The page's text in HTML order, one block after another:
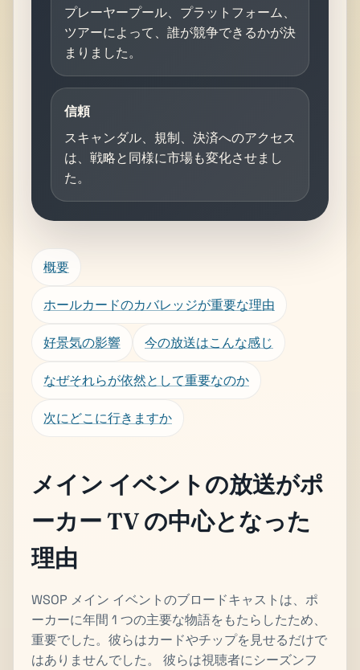
プレーヤープール、プラットフォーム、
ツアーによって、誰が競争できるかが決
まりました。
信頼
スキャンダル、規制、決済へのアクセス
は、戦略と同様に市場も変化させまし
た。
概要
ホールカードのカバレッジが重要な理由
好景気の影響 今の放送はこんな感じ
なぜそれらが依然として重要なのか
次にどこに行きますか
メイン イベントの放送がポ
ーカー TV の中心となった
理由
WSOP メイン イベントのブロードキャストは、ポ
ーカーに年間 1 つの主要な物語をもたらしたため、
重要でした。彼らはカードやチップを見せるだけで
はありませんでした。 彼らは視聴者にシーズンフ